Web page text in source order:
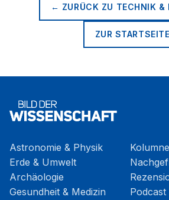
← ZURÜCK ZU TECHNIK &
ZUR STARTSEITE
Astronomie & Physik
Erde & Umwelt
Archäologie
Gesundheit & Medizin
Podcast